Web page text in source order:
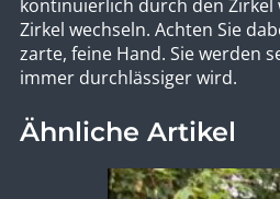
kontinuierlich durch den Zirkel
Zirkel wechseln. Achten Sie
zarte, feine Hand. Sie werden
immer durchlässiger wird.
Ähnliche Artikel